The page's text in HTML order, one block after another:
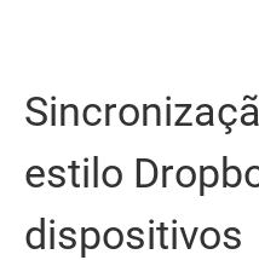
estilo
dispositivos